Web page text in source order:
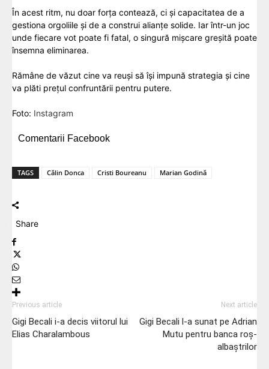
În acest ritm, nu doar forța contează, ci și capacitatea de a
gestiona orgoliile și de a construi alianțe solide. Iar într-un joc
unde fiecare vot poate fi fatal, o singură mișcare greșită poate
însemna eliminarea.
Rămâne de văzut cine va reuși să își impună strategia și cine
va plăti prețul confruntării pentru putere.
Foto: Instagram
Comentarii Facebook
TAGS Călin Donca Cristi Boureanu Marian Godină
Share
Previous article
Gigi Becali i-a decis viitorul lui
Elias Charalambous
Next article
Gigi Becali l-a sunat pe Adrian
Mutu pentru banca roș-
albaștrilor